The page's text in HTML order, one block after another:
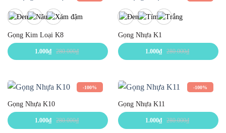
Gọng Kim Loại K8
1.000₫ 280.000₫
Gọng Nhựa K1
1.000₫ 280.000₫
-100%
Gọng Nhựa K10
1.000₫ 280.000₫
-100%
Gọng Nhựa K11
1.000₫ 280.000₫